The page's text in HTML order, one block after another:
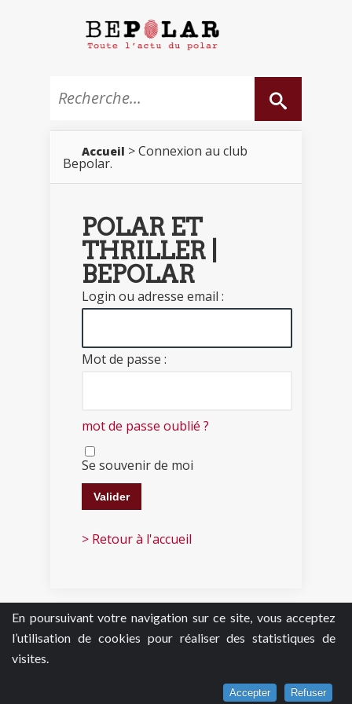
En poursuivant votre navigation sur ce site, vous acceptez
l’utilisation de cookies pour réaliser des statistiques de
visites.
Accepter Refuser
Accueil > Connexion au club
Bepolar.
POLAR ET
THRILLER |
BEPOLAR
Login ou adresse email :
Mot de passe :
mot de passe oublié ?
Se souvenir de moi
> Retour à l'accueil